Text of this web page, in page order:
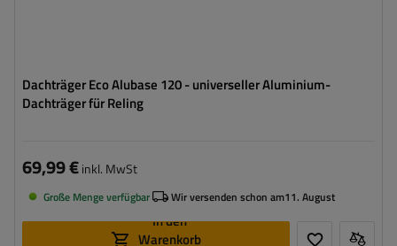
Dachträger Eco Alubase 120 - universeller Aluminium-
Dachträger für Reling
69,99 €inkl. MwSt
Große Menge verfügbar Wir versenden schon am11. August
In den
Warenkorb